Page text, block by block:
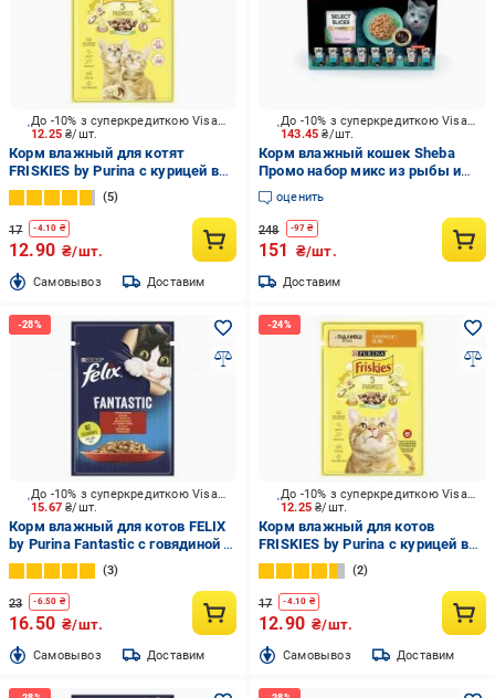
12.25₴/шт.
До -10% з суперкредиткою Visa Вигода
Корм влажный для котят
FRISKIES by Purina с курицей в
подливке 85 г
5
17 -4.10 ₴
12.90 ₴/шт.
Cамовывоз Доставим
143.45₴/шт.
До -10% з суперкредиткою Visa Вигода
Корм влажный кошек Sheba
Промо набор микс из рыбы и
мяса 6+2 х 85 г
оценить
248 -97 ₴
151 ₴/шт.
Доставим
15.67₴/шт.
До -10% з суперкредиткою Visa Вигода
Корм влажный для котов FELIX
by Purina Fantastic с говядиной в
желе 85 г
3
23 -6.50 ₴
16.50 ₴/шт.
Cамовывоз Доставим
12.25₴/шт.
До -10% з суперкредиткою Visa Вигода
Корм влажный для котов
FRISKIES by Purina с курицей в
подливке 85 г
2
17 -4.10 ₴
12.90 ₴/шт.
Cамовывоз Доставим